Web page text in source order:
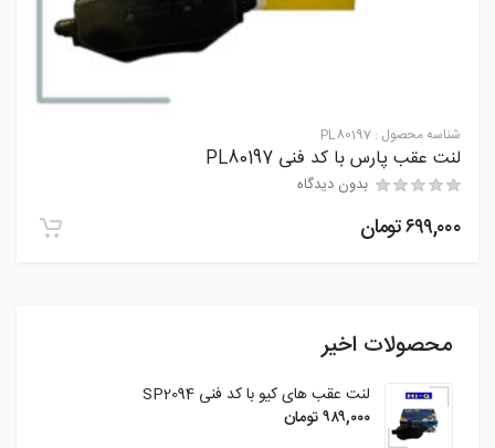
شناسه محصول : PL80197
لنت عقب پارس با کد فنی PL80197
بدون دیدگاه
۶۹۹,۰۰۰تومان
محصولات اخیر
لنت عقب های کیو با کد فنی SP2094
۹۸۹,۰۰۰تومان